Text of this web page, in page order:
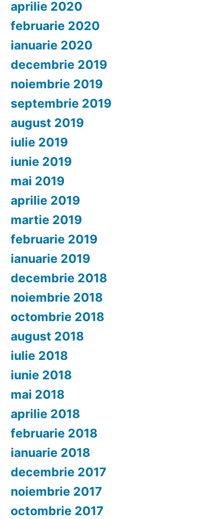
aprilie 2020
februarie 2020
ianuarie 2020
decembrie 2019
noiembrie 2019
septembrie 2019
august 2019
iulie 2019
iunie 2019
mai 2019
aprilie 2019
martie 2019
februarie 2019
ianuarie 2019
decembrie 2018
noiembrie 2018
octombrie 2018
august 2018
iulie 2018
iunie 2018
mai 2018
aprilie 2018
februarie 2018
ianuarie 2018
decembrie 2017
noiembrie 2017
octombrie 2017